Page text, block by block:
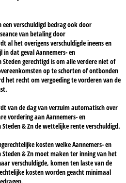
verschuldigd bedrag ook door
van betaling door
al het overigens verschuldigde ineens en
dat geval Aannemers- en
gerechtigd is om alle verdere niet of
op te schorten of ontbonden
het recht om vergoeding te vorderen van de
van de dag van verzuim automatisch over
vordering aan Aannemers- en
& Zn de wettelijke rente verschuldigd.
kosten welke Aannemers- en
& Zn moet maken ter inning van het
verschuldigde, komen ten laste van de
kosten worden geacht minimaal